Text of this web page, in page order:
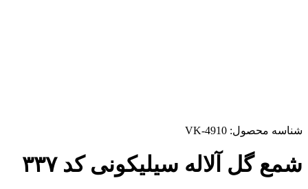
شناسه محصول: VK-4910
شمع گل آلاله سیلیکونی کد ۳۳۷